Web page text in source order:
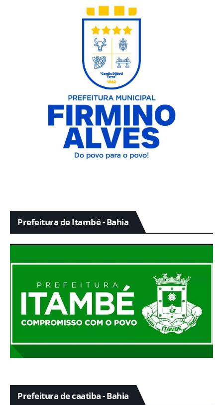
Prefeitura de Itambé - Bahia
Prefeitura de caatiba - Bahia